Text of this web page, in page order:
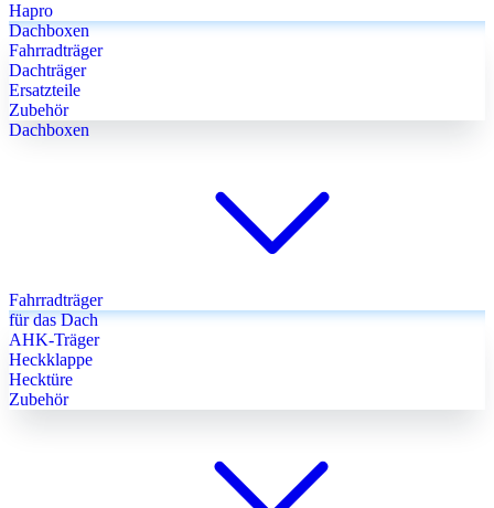
Hapro
Dachboxen
Fahrradträger
Dachträger
Ersatzteile
Zubehör
Dachboxen
Fahrradträger
für das Dach
AHK-Träger
Heckklappe
Hecktüre
Zubehör